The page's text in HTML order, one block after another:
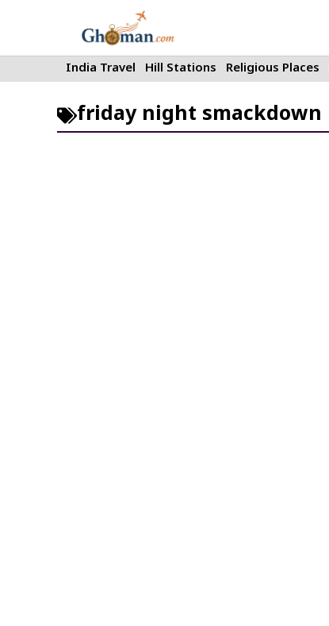
India Travel Hill Stations Religious Places
friday night smackdown